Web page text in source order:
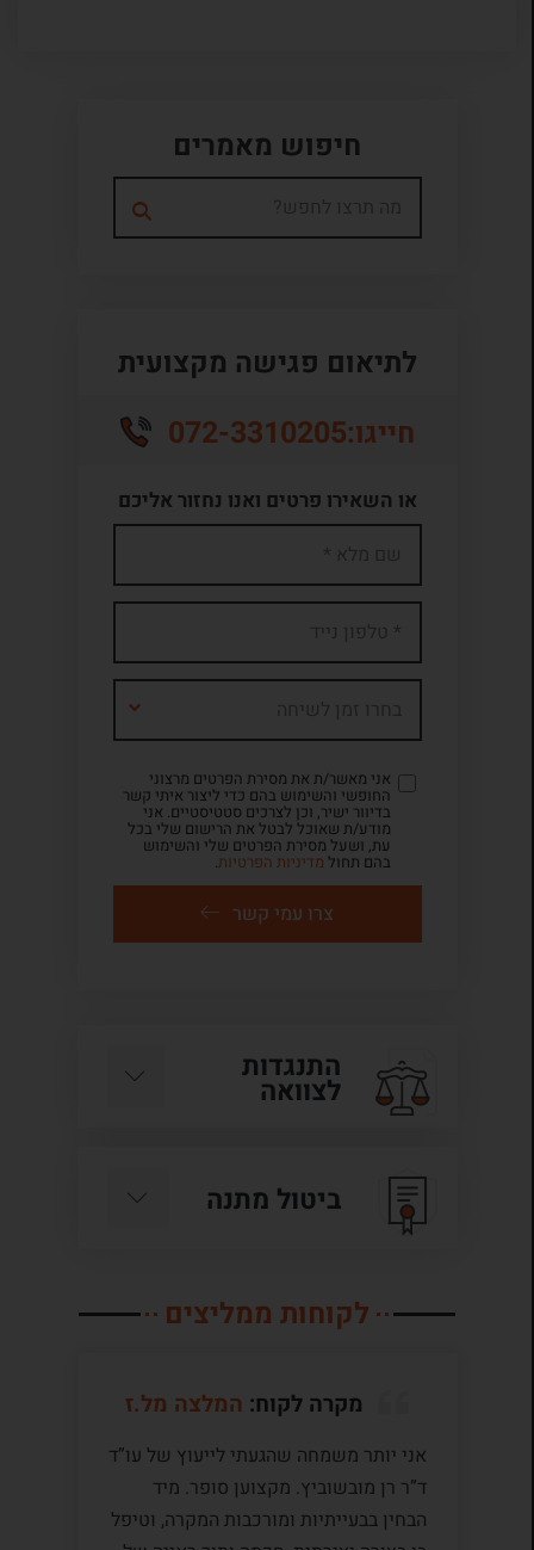
חיפוש מאמרים
לתיאום פגישה מקצועית
חייגו:072-3310205
או השאירו פרטים ואנו נחזור אליכם
אני מאשר/ת את מסירת הפרטים מרצוני
החופשי והשימוש בהם כדי ליצור איתי קשר
בדיוור ישיר, וכן לצרכים סטטיסטיים. אני
מודע/ת שאוכל לבטל את הרישום שלי בכל
עת, ושעל מסירת הפרטים שלי והשימוש
בהם תחול מדיניות הפרטיות.
צרו עמי קשר
התנגדות
לצוואה
ביטול מתנה
לקוחות ממליצים
מקרה לקוח: המלצה מל.ז
אני יותר משמחה שהגעתי לייעוץ של עו”ד
ד”ר רן מובשוביץ. מקצוען סופר. מיד
הבחין בבעייתיות ומורכבות המקרה, וטיפל